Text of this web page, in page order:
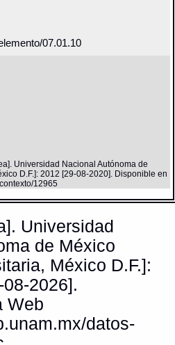
07.01.10
Universidad Nacional Autónoma de
D.F.]: 2012 [29-08-2020]. Disponible en
12965
Universidad
de México
México D.F.]:
2026].
Web
datos-